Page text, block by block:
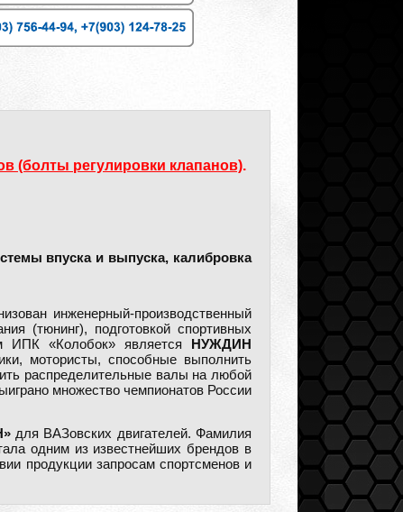
(болты регулировки клапанов).
впуска и выпуска, калибровка
инженерный-производственный
(тюнинг), подготовкой спортивных
ИПК «Колобок» является
НУЖДИН
мотористы, способные выполнить
распределительные валы на любой
множество чемпионатов России
для ВАЗовских двигателей. Фамилия
одним из известнейших брендов в
продукции запросам спортсменов и